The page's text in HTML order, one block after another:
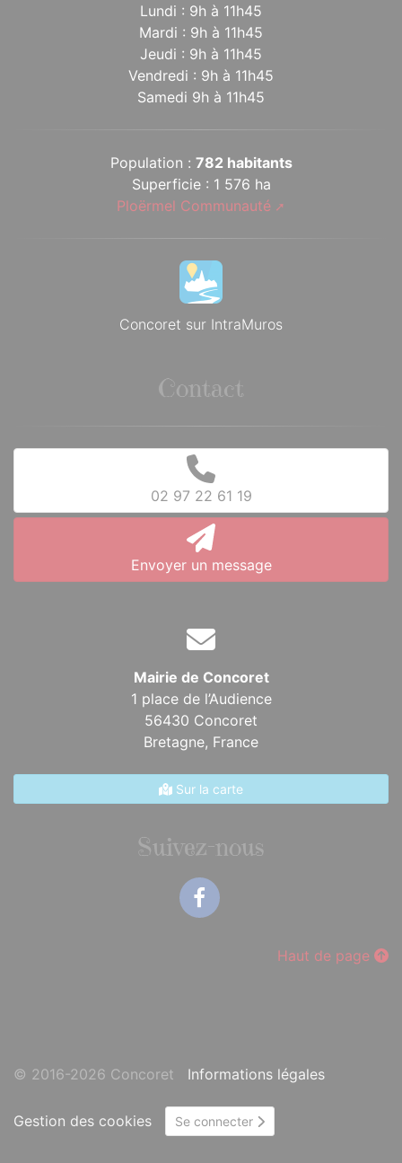
Lundi : 9h à 11h45
Mardi : 9h à 11h45
Jeudi : 9h à 11h45
Vendredi : 9h à 11h45
Samedi 9h à 11h45
Population : 782 habitants
Superficie : 1 576 ha
Ploërmel Communauté
Concoret sur IntraMuros
Contact
02 97 22 61 19
Envoyer un message
Mairie de Concoret
1 place de l’Audience
56430 Concoret
Bretagne, France
Sur la carte
Suivez-nous
Haut de page
© 2016-2026 Concoret Informations légales
Gestion des cookies Se connecter